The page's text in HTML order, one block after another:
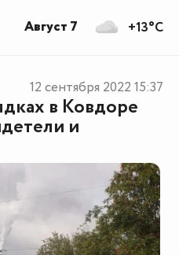
в Ковдоре
и
12 сентября 2022 15:37
+13°C
Август 7